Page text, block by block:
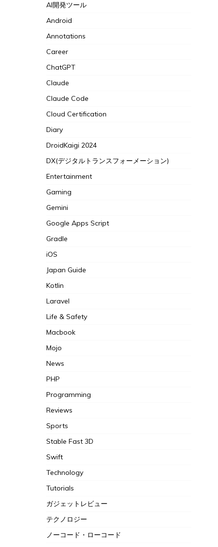
AI開発ツール
Android
Annotations
Career
ChatGPT
Claude
Claude Code
Cloud Certification
Diary
DroidKaigi 2024
DX(デジタルトランスフォーメーション)
Entertainment
Gaming
Gemini
Google Apps Script
Gradle
iOS
Japan Guide
Kotlin
Laravel
Life & Safety
Macbook
Mojo
News
PHP
Programming
Reviews
Sports
Stable Fast 3D
Swift
Technology
Tutorials
ガジェットレビュー
テクノロジー
ノーコード・ローコード